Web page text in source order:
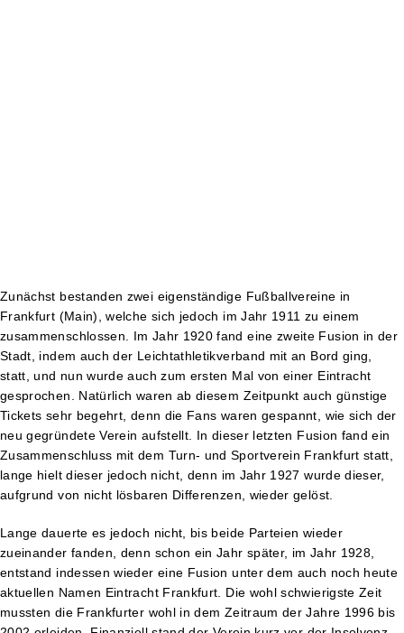
Zunächst bestanden zwei eigenständige Fußballvereine in
Frankfurt (Main), welche sich jedoch im Jahr 1911 zu einem
zusammenschlossen. Im Jahr 1920 fand eine zweite Fusion in der
Stadt, indem auch der Leichtathletikverband mit an Bord ging,
statt, und nun wurde auch zum ersten Mal von einer Eintracht
gesprochen. Natürlich waren ab diesem Zeitpunkt auch günstige
Tickets sehr begehrt, denn die Fans waren gespannt, wie sich der
neu gegründete Verein aufstellt. In dieser letzten Fusion fand ein
Zusammenschluss mit dem Turn- und Sportverein Frankfurt statt,
lange hielt dieser jedoch nicht, denn im Jahr 1927 wurde dieser,
aufgrund von nicht lösbaren Differenzen, wieder gelöst.
Lange dauerte es jedoch nicht, bis beide Parteien wieder
zueinander fanden, denn schon ein Jahr später, im Jahr 1928,
entstand indessen wieder eine Fusion unter dem auch noch heute
aktuellen Namen Eintracht Frankfurt. Die wohl schwierigste Zeit
mussten die Frankfurter wohl in dem Zeitraum der Jahre 1996 bis